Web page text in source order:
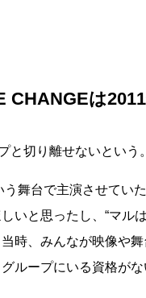
CHANGEは
切り離せないという。
舞台で主演させてい
いと思ったし、“マル
時、みんなが映像や
ループにいる資格がな